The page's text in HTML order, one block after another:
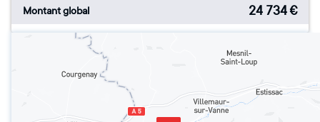
Montant global 24 734€